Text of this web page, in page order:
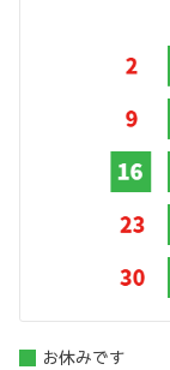
お休みです